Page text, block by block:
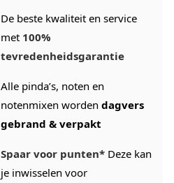
De beste kwaliteit en service
met 100%
tevredenheidsgarantie
Alle pinda’s, noten en
notenmixen worden dagvers
gebrand & verpakt
Spaar voor punten*Deze kan
je inwisselen voor